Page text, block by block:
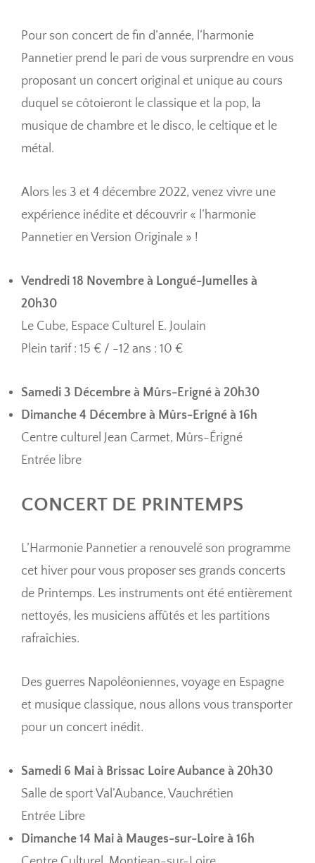
Pour son concert de fin d’année, l’harmonie
Pannetier prend le pari de vous surprendre en vous
proposant un concert original et unique au cours
duquel se côtoieront le classique et la pop, la
musique de chambre et le disco, le celtique et le
métal.
Alors les 3 et 4 décembre 2022, venez vivre une
expérience inédite et découvrir « l’harmonie
Pannetier en Version Originale » !
Vendredi 18 Novembre à Longué-Jumelles à
20h30
Le Cube, Espace Culturel E. Joulain
Plein tarif : 15 € / -12 ans : 10 €
Samedi 3 Décembre à Mûrs-Erigné à 20h30
Dimanche 4 Décembre à Mûrs-Erigné à 16h
Centre culturel Jean Carmet, Mûrs-Érigné
Entrée libre
CONCERT DE PRINTEMPS
L’Harmonie Pannetier a renouvelé son programme
cet hiver pour vous proposer ses grands concerts
de Printemps. Les instruments ont été entièrement
nettoyés, les musiciens affûtés et les partitions
rafraîchies.
Des guerres Napoléoniennes, voyage en Espagne
et musique classique, nous allons vous transporter
pour un concert inédit.
Samedi 6 Mai à Brissac Loire Aubance à 20h30
Salle de sport Val’Aubance, Vauchrétien
Entrée Libre
Dimanche 14 Mai à Mauges-sur-Loire à 16h